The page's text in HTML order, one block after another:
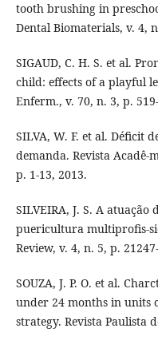
tooth brushing in
Dental Biomaterials, v. 4,
SIGAUD, C. H. S. et al.
child: effects of a playful
Enferm., v. 70, n. 3, p.
SILVA, W. F. et al. Déficit
demanda. Revista Acadê-
p. 1-13, 2013.
SILVEIRA, J. S. A
puericultura multiprofis-
Review, v. 4, n. 5, p.
SOUZA, J. P. O. et al.
under 24 months in units
strategy. Revista Paulista